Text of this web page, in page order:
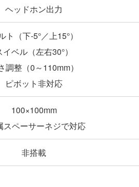
ヘッドホン出力
ト（下-5°／上15°）
イベル（左右30°）
調整（0～110mm）
ピボット非対応
100×100mm
スペーサーネジで対応
非搭載